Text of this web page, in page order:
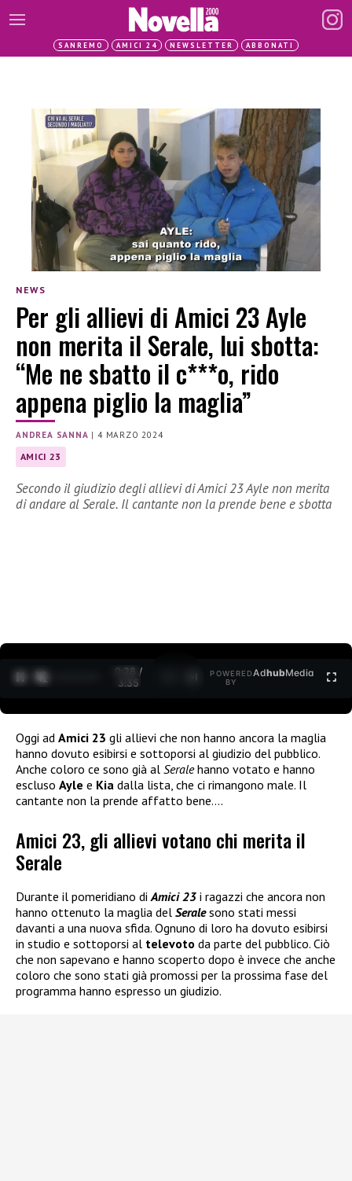
SANREMO AMICI 24 NEWSLETTER ABBONATI
NEWS
Per gli allievi di Amici 23 Ayle
non merita il Serale, lui sbotta:
“Me ne sbatto il c***o, rido
appena piglio la maglia”
ANDREA SANNA |4 MARZO 2024
AMICI 23
Secondo il giudizio degli allievi di Amici 23 Ayle non merita
di andare al Serale. Il cantante non la prende bene e sbotta
0:30 /
3:35
POWERED
BY
AdhubMedia
Oggi ad Amici 23 gli allievi che non hanno ancora la maglia
hanno dovuto esibirsi e sottoporsi al giudizio del pubblico.
Anche coloro ce sono già al Seralehanno votato e hanno
escluso Ayle e Kia dalla lista, che ci rimangono male. Il
cantante non la prende affatto bene….
Amici 23, gli allievi votano chi merita il
Serale
Durante il pomeridiano diAmici 23 i ragazzi che ancora non
hanno ottenuto la maglia del Seralesono stati messi
davanti a una nuova sfida. Ognuno di loro ha dovuto esibirsi
in studio e sottoporsi al televoto da parte del pubblico. Ciò
che non sapevano e hanno scoperto dopo è invece che anche
coloro che sono stati già promossi per la prossima fase del
programma hanno espresso un giudizio.